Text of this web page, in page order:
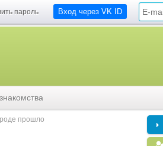
Вход через VK ID
пароль
знакомства
прошло